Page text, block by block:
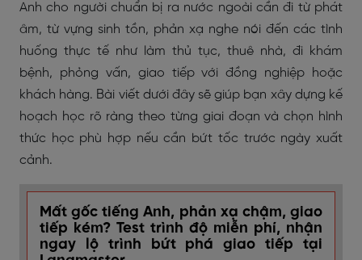
Anh cho người chuẩn bị ra nước ngoài cần đi từ phát
âm, từ vựng sinh tồn, phản xạ nghe nói đến các tình
huống thực tế như làm thủ tục, thuê nhà, đi khám
bệnh, phỏng vấn, giao tiếp với đồng nghiệp hoặc
khách hàng. Bài viết dưới đây sẽ giúp bạn xây dựng kế
hoạch học rõ ràng theo từng giai đoạn và chọn hình
thức học phù hợp nếu cần bứt tốc trước ngày xuất
cảnh.
Mất gốc tiếng Anh, phản xạ chậm, giao
tiếp kém? Test trình độ miễn phí, nhận
ngay lộ trình bứt phá giao tiếp tại